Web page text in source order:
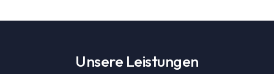
Unsere Leistungen